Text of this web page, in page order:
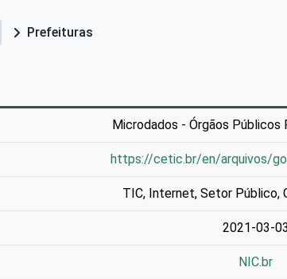
Prefeituras
Microdados - Órgãos Públicos
https://cetic.br/en/arquivos/
TIC, Internet, Setor Público,
2021-03-03
NIC.br